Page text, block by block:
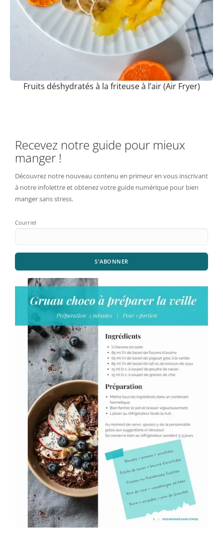
Fruits déshydratés à la friteuse à l’air (Air Fryer)
Recevez notre guide pour mieux
manger !
Découvrez notre nouveau contenu en primeur en vous inscrivant
à notre infolettre et obtenez votre guide numérique pour bien
manger sans stress.
Courriel
S'ABONNER